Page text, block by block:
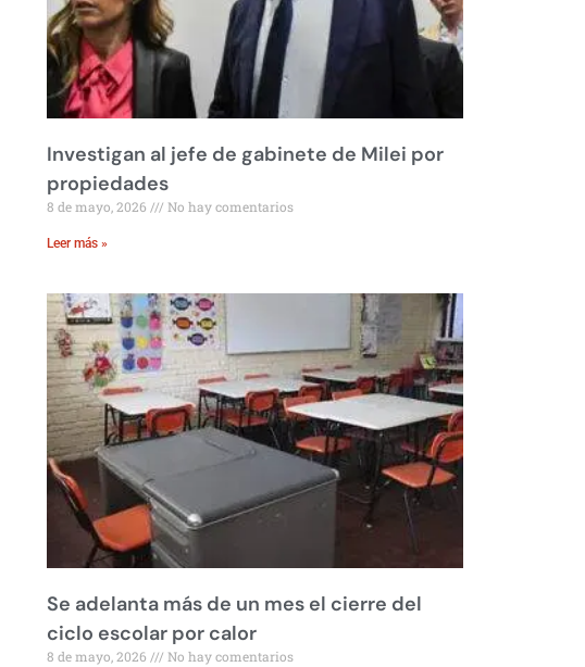
Investigan al jefe de gabinete de Milei por
propiedades
8 de mayo, 2026 No hay comentarios
Leer más »
Se adelanta más de un mes el cierre del
ciclo escolar por calor
8 de mayo, 2026 No hay comentarios